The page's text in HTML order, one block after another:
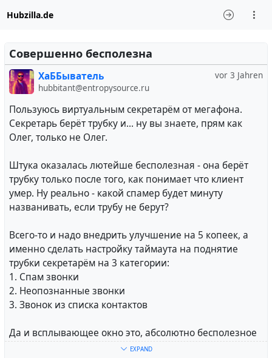
Hubzilla.de
Совершенно бесполезна
vor 3 Jahren
ХаББыватель
hubbitant@entropysource.ru
Пользуюсь виртуальным секретарём от мегафона.
Секретарь берёт трубку и... ну вы знаете, прям как
Олег, только не Олег.
Штука оказалась лютейше бесполезная - она берёт
трубку только после того, как понимает что клиент
умер. Ну реально - какой спамер будет минуту
названивать, если трубу не берут?
Всего-то и надо внедрить улучшение на 5 копеек, а
именно сделать настройку таймаута на поднятие
трубки секретарём на 3 категории:
1. Спам звонки
2. Неопознанные звонки
3. Звонок из списка контактов
Да и всплывающее окно это, абсолютно бесполезное
"нет жалоб на спам" - неужели нужно Гарвард
EXPAND